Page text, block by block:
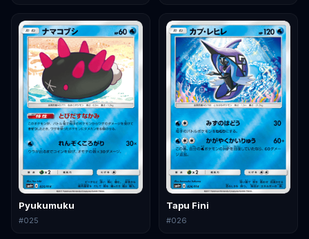
Pyukumuku
#025
Tapu Fini
#026